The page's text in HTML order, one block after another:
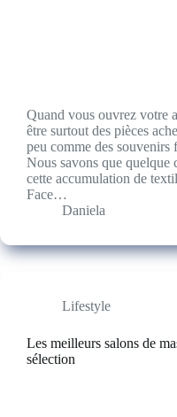
Quand vous ouvrez votre
être surtout des pièces
peu comme des souvenirs
Nous savons que quelque
cette accumulation de
Face…
Daniela
Lifestyle
Les meilleurs salons de
sélection